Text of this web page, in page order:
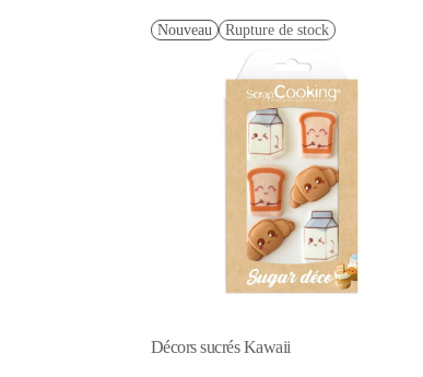
Nouveau Rupture de stock
Décors sucrés Kawaii